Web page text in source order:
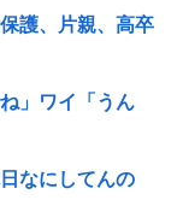
護、片親、高卒
」ワイ「うん
なにしてんの